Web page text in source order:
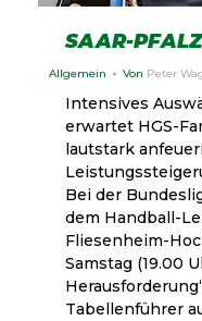
SAAR-
Allgemein Von Peter
Intensives
erwartet HGS-
lautstark
Bei der
dem Handball-
Fliesenheim-
Samstag (19.00
Tabellenführer